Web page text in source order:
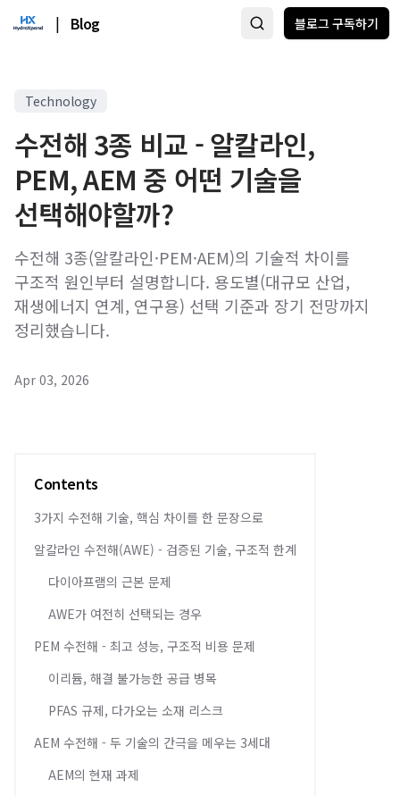
| Blog 블로그 구독하기
Technology
수전해 3종 비교 - 알칼라인,
PEM, AEM 중 어떤 기술을
선택해야할까?
수전해 3종(알칼라인·PEM·AEM)의 기술적 차이를
구조적 원인부터 설명합니다. 용도별(대규모 산업,
재생에너지 연계, 연구용) 선택 기준과 장기 전망까지
정리했습니다.
Apr 03, 2026
Contents
3가지 수전해 기술, 핵심 차이를 한 문장으로
알칼라인 수전해(AWE) - 검증된 기술, 구조적 한계
다이아프램의 근본 문제
AWE가 여전히 선택되는 경우
PEM 수전해 - 최고 성능, 구조적 비용 문제
이리듐, 해결 불가능한 공급 병목
PFAS 규제, 다가오는 소재 리스크
AEM 수전해 - 두 기술의 간극을 메우는 3세대
AEM의 현재 과제